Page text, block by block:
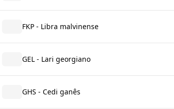
FKP - Libra malvinense
GEL - Lari georgiano
GHS - Cedi ganês